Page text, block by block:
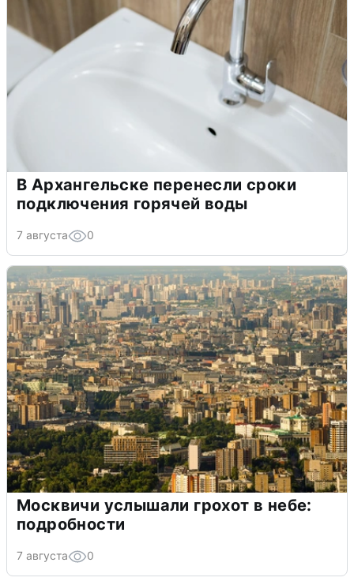
В Архангельске перенесли сроки
подключения горячей воды
7 августа 0
Москвичи услышали грохот в небе:
подробности
7 августа 0